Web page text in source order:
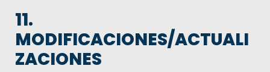
11.
MODIFICACIONES/ACTUALI
ZACIONES